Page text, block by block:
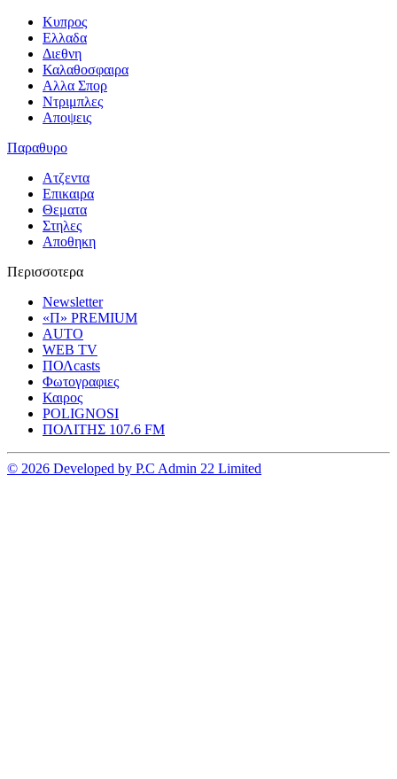
Κυπρος
Ελλαδα
Διεθνη
Καλαθοσφαιρα
Αλλα Σπορ
Ντριμπλες
Αποψεις
Παραθυρο
Ατζεντα
Επικαιρα
Θεματα
Στηλες
Αποθηκη
Περισσοτερα
Newsletter
«Π» PREMIUM
AUTO
WEB TV
ΠΟΛcasts
Φωτογραφιες
Καιρος
POLIGNOSI
ΠΟΛΙΤΗΣ 107.6 FM
© 2026 Developed by P.C Admin 22 Limited